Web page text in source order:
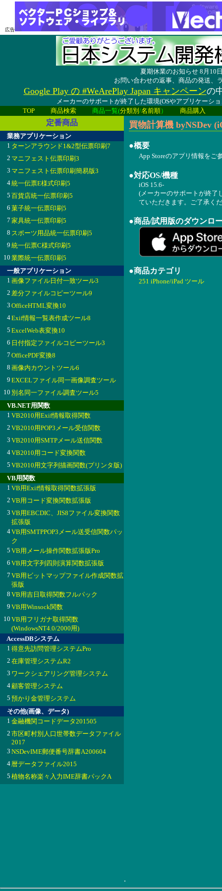
広告
夏期休業のお知らせ 8月10
お問い合わせの返事、商品の発送、
Google Play の #WeArePlay Japan キャンペーンの
メーカーのサポートが終了した環境(OSやアプリケーシ
TOP
商品検索 商品一覧(分類別 /名前順） 商品購入
定番商品
業務アプリケーション
1 ターンアラウンド1&2型伝票印刷7
2 マニフェスト伝票印刷3
3 マニフェスト伝票印刷簡易版3
4統一伝票E様式印刷5
5 百貨店統一伝票印刷5
6 菓子統一伝票印刷5
7 家具統一伝票印刷5
8 スポーツ用品統一伝票印刷5
9 統一伝票C様式印刷5
10 業際統一伝票印刷5
一般アプリケーション
1 画像ファイル日付一致ツール3
2 差分ファイルコピーツール9
3 OfficeHTML変換10
4Exif情報一覧表作成ツール8
5 ExcelWeb表変換10
6 日付指定ファイルコピーツール3
7 OfficePDF変換8
8 画像内カウントツール6
9 EXCELファイル同一画像調査ツール
10 別名同一ファイル調査ツール5
VB.NET用関数
1 VB2010用Exif情報取得関数
2 VB2010用POP3メール受信関数
3 VB2010用SMTPメール送信関数
4VB2010用コード変換関数
5 VB2010用文字列描画関数(プリンタ版)
VB用関数
1 VB用Exif情報取得関数拡張版
2 VB用コード変換関数拡張版
3 VB用EBCDIC、JIS8ファイル変換関数
拡張版
4VB用SMTPPOP3メール送受信関数パッ
ク
5 VB用メール操作関数拡張版Pro
6 VB用文字列四則演算関数拡張版
7 VB用ビットマップファイル作成関数拡
張版
8 VB用吉日取得関数フルパック
9 VB用Winsock関数
10 VB用フリガナ取得関数
(WindowsNT4.0/2000用)
AccessDBシステム
1 得意先訪問管理システムPro
2 在庫管理システムR2
3 ワークシェアリング管理システム
4顧客管理システム
5 預かり金管理システム
その他(画像、データ)
1 金融機関コードデータ201505
2 市区町村別人口世帯数データファイル
2017
3 NSDevIME郵便番号辞書A200604
4暦データファイル2015
5 植物名称楽々入力IME辞書パックA
.
買物計算機 byNSDev
●概要
App Storeのアプリ情報をご
●対応OS/機種
iOS 15.6-
(メーカーのサポートが終了
ていただきます。ご了承く
●商品/試用版のダウンロ
●商品カテゴリ
251 iPhone/iPad ツール